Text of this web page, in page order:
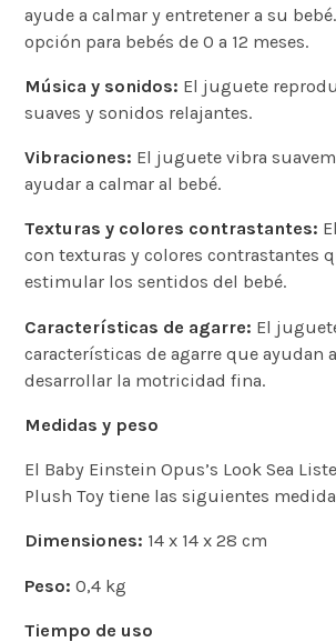
ayude a calmar y entretener a su
opción para bebés de 0 a 12 meses.
Música y sonidos: El juguete
suaves y sonidos relajantes.
Vibraciones: El juguete vibra
ayudar a calmar al bebé.
Texturas y colores contrastantes:
con texturas y colores contrastantes
estimular los sentidos del bebé.
Características de agarre: El
características de agarre que ayudan
desarrollar la motricidad fina.
Medidas y peso
El Baby Einstein Opus’s Look Sea
Plush Toy tiene las siguientes
Dimensiones: 14 x 14 x 28 cm
Peso: 0,4 kg
Tiempo de uso